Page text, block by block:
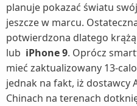
planuje pokazać światu swój
jeszcze w marcu.
potwierdzona dlatego
lub iPhone 9. Oprócz
mieć zaktualizowany 13-
jednak na fakt, iż dostawcy
Chinach na terenach